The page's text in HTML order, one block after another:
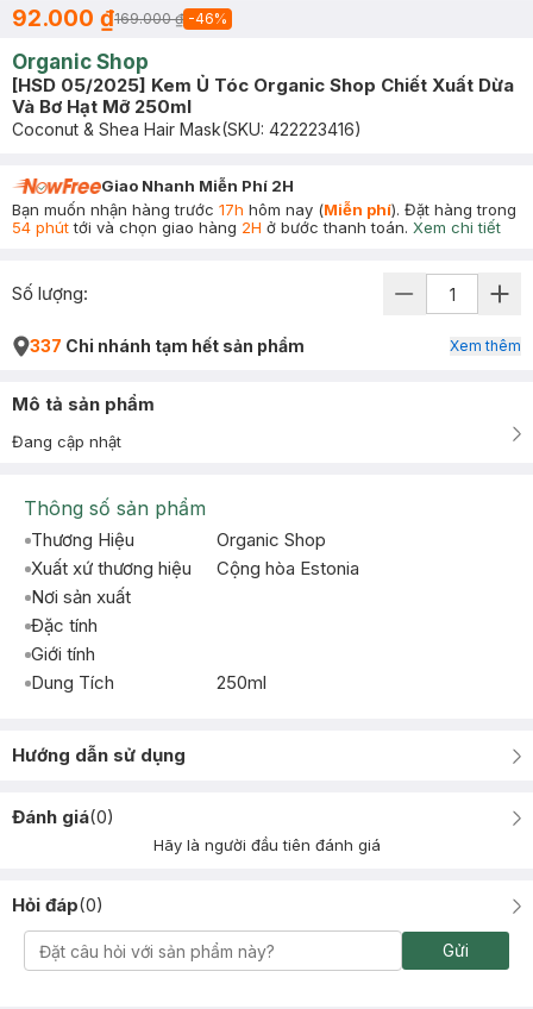
92.000 ₫169.000 ₫ -46%
Organic Shop
[HSD 05/2025] Kem Ủ Tóc Organic Shop Chiết Xuất Dừa
Và Bơ Hạt Mỡ 250ml
Coconut & Shea Hair Mask(SKU: 422223416)
Giao Nhanh Miễn Phí 2H
Bạn muốn nhận hàng trước 17h hôm nay (Miễn phí). Đặt hàng trong
54 phúttới và chọn giao hàng 2H ở bước thanh toán. Xem chi tiết
Số lượng:
337 Chi nhánh tạm hết sản phẩm Xem thêm
Mô tả sản phẩm
Đang cập nhật
Thông số sản phẩm
Thương Hiệu
Organic Shop
Xuất xứ thương hiệu
Cộng hòa Estonia
Nơi sản xuất
Đặc tính
Giới tính
Dung Tích
250ml
Hướng dẫn sử dụng
Đánh giá(0)
Hãy là người đầu tiên đánh giá
Hỏi đáp(0)
Gửi